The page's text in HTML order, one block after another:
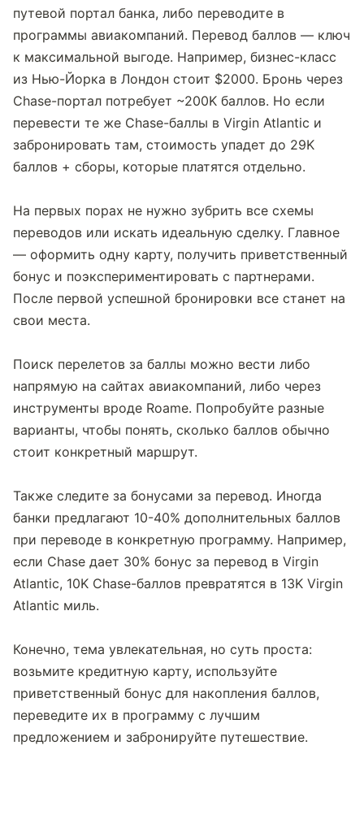
путевой портал банка, либо переводите в
программы авиакомпаний. Перевод баллов — ключ
к максимальной выгоде. Например, бизнес-класс
из Нью-Йорка в Лондон стоит $2000. Бронь через
Chase-портал потребует ~200K баллов. Но если
перевести те же Chase-баллы в Virgin Atlantic и
забронировать там, стоимость упадет до 29K
баллов + сборы, которые платятся отдельно.
На первых порах не нужно зубрить все схемы
переводов или искать идеальную сделку. Главное
— оформить одну карту, получить приветственный
бонус и поэкспериментировать с партнерами.
После первой успешной бронировки все станет на
свои места.
Поиск перелетов за баллы можно вести либо
напрямую на сайтах авиакомпаний, либо через
инструменты вроде Roame. Попробуйте разные
варианты, чтобы понять, сколько баллов обычно
стоит конкретный маршрут.
Также следите за бонусами за перевод. Иногда
банки предлагают 10-40% дополнительных баллов
при переводе в конкретную программу. Например,
если Chase дает 30% бонус за перевод в Virgin
Atlantic, 10K Chase-баллов превратятся в 13K Virgin
Atlantic миль.
Конечно, тема увлекательная, но суть проста:
возьмите кредитную карту, используйте
приветственный бонус для накопления баллов,
переведите их в программу с лучшим
предложением и забронируйте путешествие.